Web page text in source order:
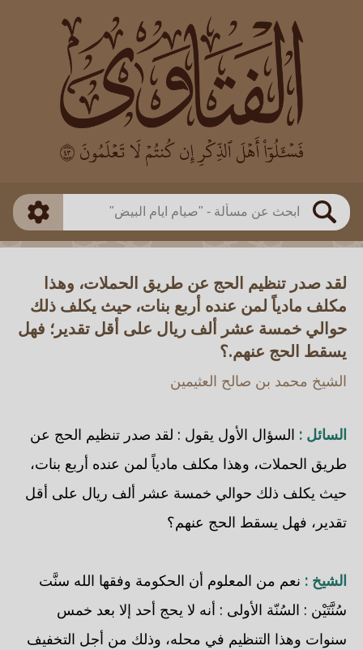
بحث
العالم
بن باز
بن العثيمين
اللجنة الدائمة
طريقة البحث
ذكي
لقد صدر تنظيم الحج عن طريق الحملات، وهذا
مكلف مادياً لمن عنده أربع بنات، حيث يكلف ذلك
حوالي خمسة عشر ألف ريال على أقل تقدير؛ فهل
يسقط الحج عنهم.؟
الشيخ محمد بن صالح العثيمين
السائل : السؤال الأول يقول : لقد صدر تنظيم الحج عن
طريق الحملات، وهذا مكلف مادياً لمن عنده أربع بنات،
حيث يكلف ذلك حوالي خمسة عشر ألف ريال على أقل
تقدير، فهل يسقط الحج عنهم؟
الشيخ : نعم من المعلوم أن الحكومة وفقها الله سنَّت
سُنَّتَيْن : السُنّة الأولى : أنه لا يحج أحد إلا بعد خمس
سنوات وهذا التنظيم في محله، وذلك من أجل التخفيف